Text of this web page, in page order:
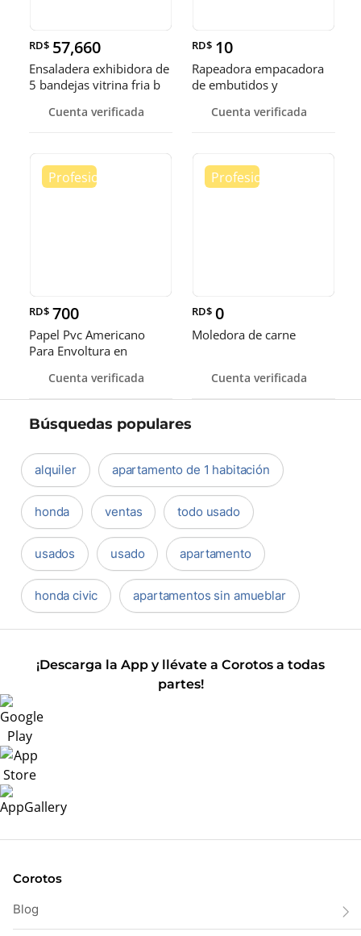
RD$ 57,660
Ensaladera exhibidora de
5 bandejas vitrina fria b
Cuenta verificada
RD$ 10
Rapeadora empacadora
de embutidos y
Cuenta verificada
RD$ 700
Papel Pvc Americano
Para Envoltura en
pulgadas
Cuenta verificada
RD$ 0
Moledora de carne
Cuenta verificada
Búsquedas populares
alquiler apartamento de 1 habitación
honda ventas todo usado
usados usado apartamento
honda civic apartamentos sin amueblar
¡Descarga la App y llévate a Corotos a todas
partes!
Corotos
Blog